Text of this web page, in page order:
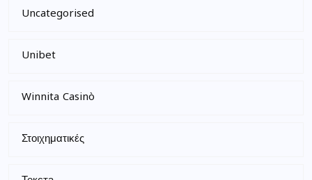
Uncategorised
Unibet
Winnita Casinò
Στοιχηματικές